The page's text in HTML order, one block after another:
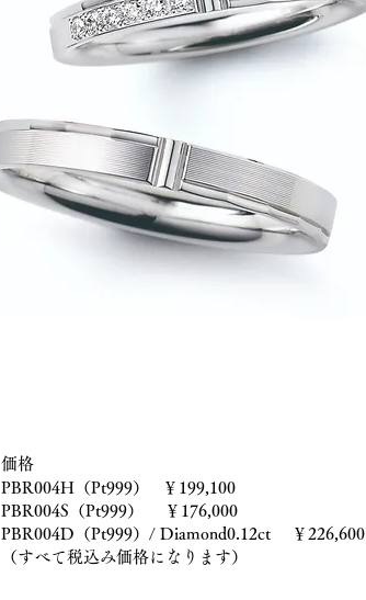
価格
PBR004H（Pt999） ￥199,100
PBR004S（Pt999） ￥176,000
PBR004D（Pt999）/ Diamond0.12ct ￥226,600
（すべて税込み価格になります）